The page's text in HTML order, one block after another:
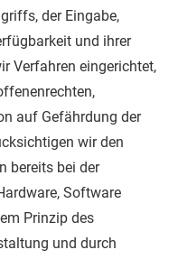
der Eingabe,
und ihrer
Verfahren eingerichtet,
auf Gefährdung der
wir den
bereits bei der
Software
Prinzip des
und durch